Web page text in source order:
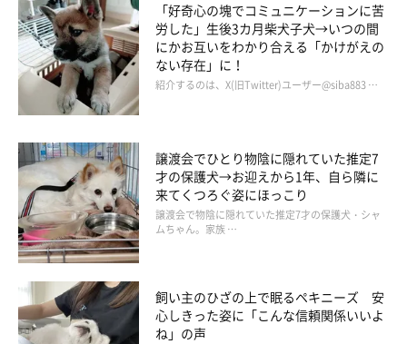
「好奇心の塊でコミュニケーションに苦
労した」生後3カ月柴犬子犬→いつの間
にかお互いをわかり合える「かけがえの
ない存在」に！
紹介するのは、X(旧Twitter)ユーザー@siba883 …
譲渡会でひとり物陰に隠れていた推定7
才の保護犬→お迎えから1年、自ら隣に
来てくつろぐ姿にほっこり
譲渡会で物陰に隠れていた推定7才の保護犬・シャ
ムちゃん。家族 …
飼い主のひざの上で眠るペキニーズ 安
心しきった姿に「こんな信頼関係いいよ
ね」の声